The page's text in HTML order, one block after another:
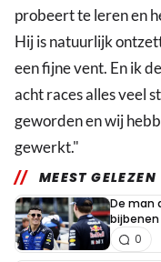
probeert te leren en
Hij is natuurlijk
een fijne vent. En ik
acht races alles veel
geworden en wij
gewerkt."
MEEST GELEZEN
De man
bijbenen
0